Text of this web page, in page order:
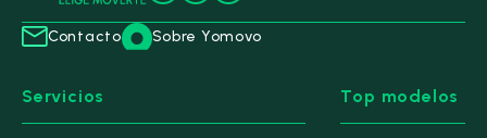
Contacto Sobre Yomovo
Servicios Top modelos